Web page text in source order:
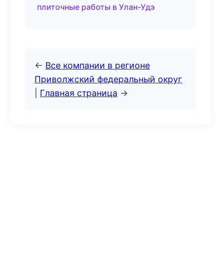
плиточные работы в Улан-Удэ
← Все компании в регионе
Приволжский федеральный округ
Главная страница →